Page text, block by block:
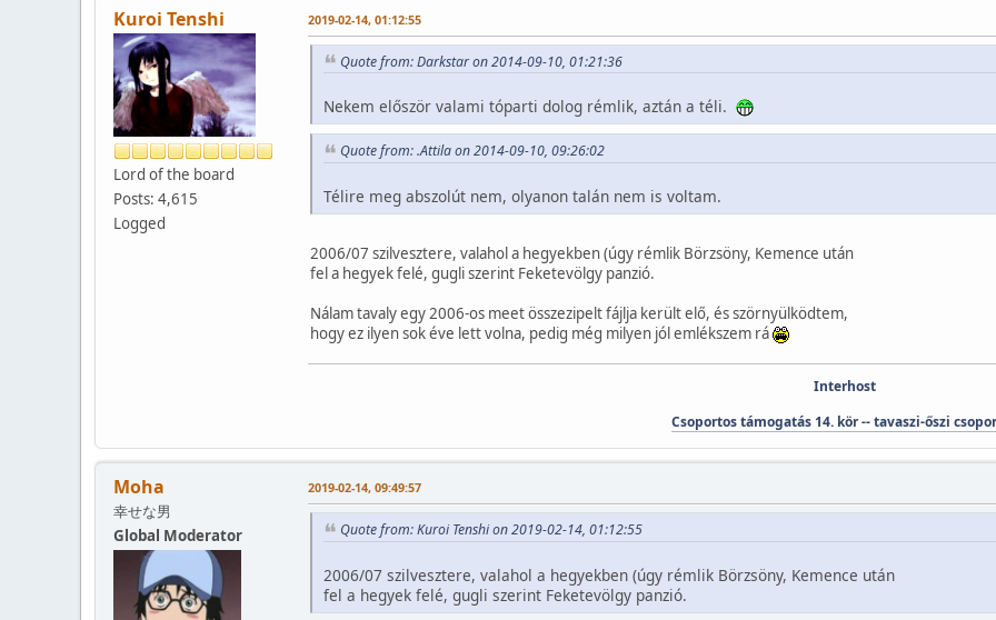
Kuroi Tenshi
Lord of the board
Posts: 4,615
Logged
2019-02-14, 01:12:55
Quote from: Darkstar on 2014-09-10, 01:21:36
Nekem először valami tóparti dolog rémlik, aztán a téli.
Quote from: .Attila on 2014-09-10, 09:26:02
Télire meg abszolút nem, olyanon talán nem is voltam.
2006/07 szilvesztere, valahol a hegyekben (úgy rémlik Börzsöny, Kemence után
fel a hegyek felé, gugli szerint Feketevölgy panzió.
Nálam tavaly egy 2006-os meet összezipelt fájlja került elő, és szörnyülködtem,
hogy ez ilyen sok éve lett volna, pedig még milyen jól emlékszem rá
Interhost
Csoportos támogatás 14. kör -- tavaszi-őszi
Moha
幸せな男
Global Moderator
2019-02-14, 09:49:57
Quote from: Kuroi Tenshi on 2019-02-14, 01:12:55
2006/07 szilvesztere, valahol a hegyekben (úgy rémlik Börzsöny, Kemence után
fel a hegyek felé, gugli szerint Feketevölgy panzió.